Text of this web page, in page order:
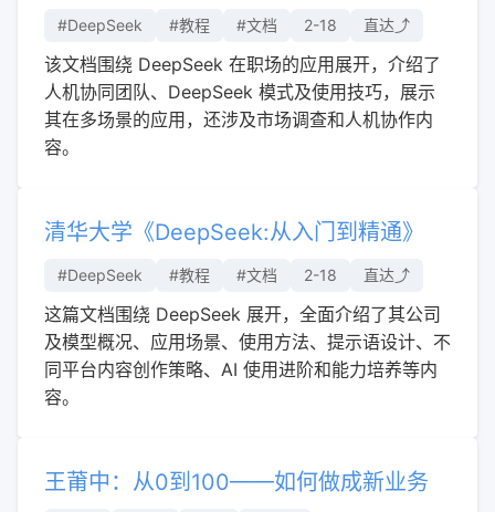
#DeepSeek #教程 #文档 2-18 直达⤴︎
该文档围绕 DeepSeek 在职场的应用展开，介绍了
人机协同团队、DeepSeek 模式及使用技巧，展示
其在多场景的应用，还涉及市场调查和人机协作内
容。
清华大学《DeepSeek:从入门到精通》
#DeepSeek #教程 #文档 2-18 直达⤴︎
这篇文档围绕 DeepSeek 展开，全面介绍了其公司
及模型概况、应用场景、使用方法、提示语设计、不
同平台内容创作策略、AI 使用进阶和能力培养等内
容。
王莆中：从0到100——如何做成新业务